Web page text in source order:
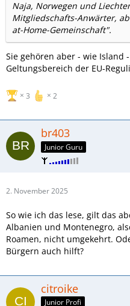
Naja, Norwegen und
Mitgliedschafts-Anwärter,
at-Home-Gemeinschaft".
Sie gehören aber - wie Island
Geltungsbereich der EU-
3 2
br403
Junior Guru
2. November 2025
So wie ich das lese, gilt das
Albanien und Montenegro,
Roamen, nicht umgekehrt.
Bürgern auch hilft?
citroike
Junior Profi